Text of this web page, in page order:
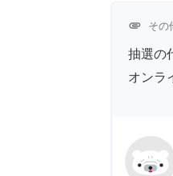
attachment その
抽選の
オンラ